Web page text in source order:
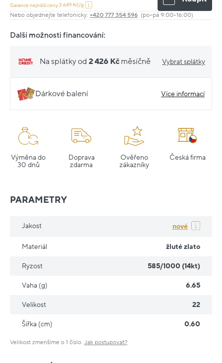
Garance nejnižší ceny:3 649 Kč/g
Nebo objednejte telefonicky: +420 777 354 596 (po–pá 9:00–16:00)
Další možnosti financování:
Na splátky od 2 426 Kč měsíčně Vybrat splátky
Dárkové balení Více informací
Výměna do
30 dnů
Doprava
zdarma
Ověřeno
zákazníky
Česká firma
PARAMETRY
Jakost nové
Materiál žluté zlato
Ryzost 585/1000 (14kt)
Vaha (g) 6.65
Velikost 22
Šířka (cm) 0.60
Velikost zmenšíme o 1 číslo. Jak postupovat?